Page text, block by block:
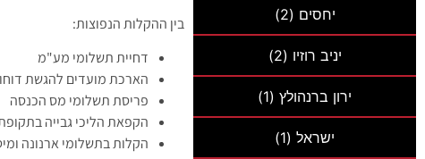
יחסים (2)
יניב רוזיו (2)
ירון ברנהולץ(1)
ישראל(1)
בין ההקלות הנפוצות:
דחיית תשלומי מע"מ
הארכת מועדים להגשת
פריסת תשלומי מס הכנסה
הקפאת הליכי גבייה
הקלות בתשלומי ארנונה